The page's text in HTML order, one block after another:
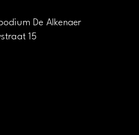
De Alkenaer
15